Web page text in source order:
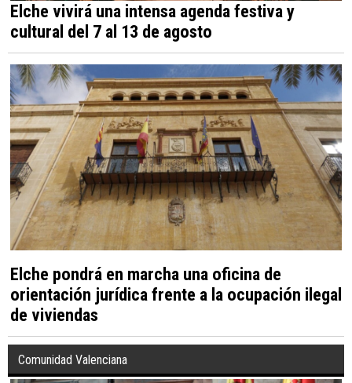
Elche vivirá una intensa agenda festiva y
cultural del 7 al 13 de agosto
Elche pondrá en marcha una oficina de
orientación jurídica frente a la ocupación ilegal
de viviendas
Comunidad Valenciana